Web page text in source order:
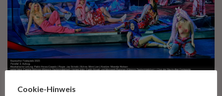
Cookie-Hinweis